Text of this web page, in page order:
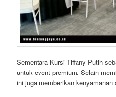
Sementara Kursi Tiffany Putih
untuk event premium. Selain
ini juga memberikan kenyamanan